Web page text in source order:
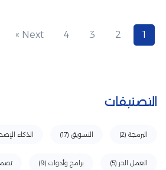
1
2
3
4
Next »
التصنيفات
البرمجة (2) التسويق (17) الذكاء
العمل الحر (5) برامج وأدوات (9)